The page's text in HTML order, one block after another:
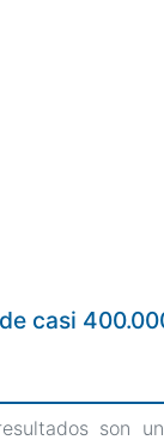
casi
son